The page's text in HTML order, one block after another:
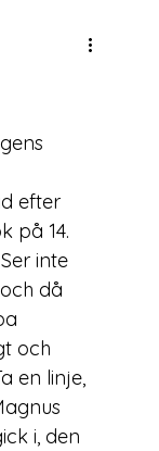
efter
på 14.
inte
då
och
en linje,
i, den